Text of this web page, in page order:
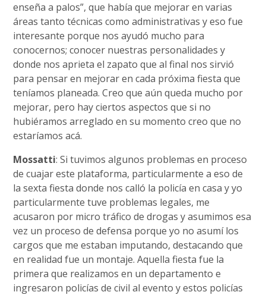
enseña a palos”, que había que mejorar en varias
áreas tanto técnicas como administrativas y eso fue
interesante porque nos ayudó mucho para
conocernos; conocer nuestras personalidades y
donde nos aprieta el zapato que al final nos sirvió
para pensar en mejorar en cada próxima fiesta que
teníamos planeada. Creo que aún queda mucho por
mejorar, pero hay ciertos aspectos que si no
hubiéramos arreglado en su momento creo que no
estaríamos acá.
Mossatti: Si tuvimos algunos problemas en proceso
de cuajar este plataforma, particularmente a eso de
la sexta fiesta donde nos calló la policía en casa y yo
particularmente tuve problemas legales, me
acusaron por micro tráfico de drogas y asumimos esa
vez un proceso de defensa porque yo no asumí los
cargos que me estaban imputando, destacando que
en realidad fue un montaje. Aquella fiesta fue la
primera que realizamos en un departamento e
ingresaron policías de civil al evento y estos policías